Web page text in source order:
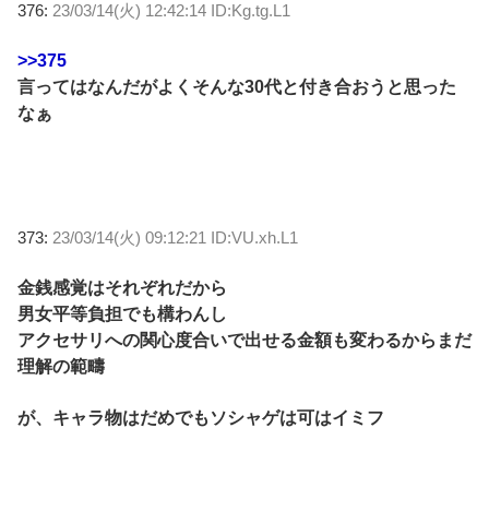
376: 23/03/14(火) 12:42:14 ID:Kg.tg.L1
>>375
言ってはなんだがよくそんな30代と付き合おうと思った
なぁ
373: 23/03/14(火) 09:12:21 ID:VU.xh.L1
金銭感覚はそれぞれだから
男女平等負担でも構わんし
アクセサリへの関心度合いで出せる金額も変わるからまだ
理解の範疇
が、キャラ物はだめでもソシャゲは可はイミフ